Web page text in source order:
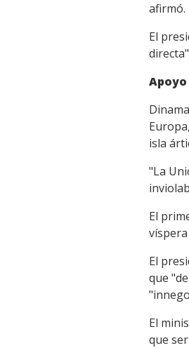
afirmó.
El
Apoyo
isla
"La
El
El
que
El
que